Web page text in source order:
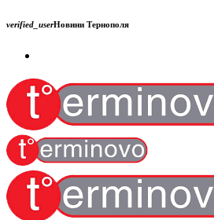
verified_userНовини Тернополя